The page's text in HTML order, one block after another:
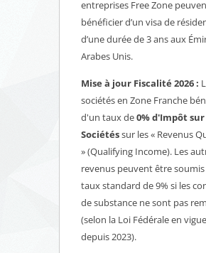
entreprises Free Zone
bénéficier d’un visa de
d’une durée de 3 ans aux
Arabes Unis.
Mise à jour Fiscalité 2026 :
sociétés en Zone Franche
d'un taux de0% d'Impôt sur
Sociétéssur les « Revenus
» (Qualifying Income). Les
revenus peuvent être soumis
taux standard de 9% si les
de substance ne sont pas
(selon la Loi Fédérale en
depuis 2023).